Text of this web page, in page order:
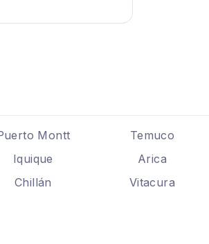
Montt Temuco
Iquique Arica
Chillán Vitacura